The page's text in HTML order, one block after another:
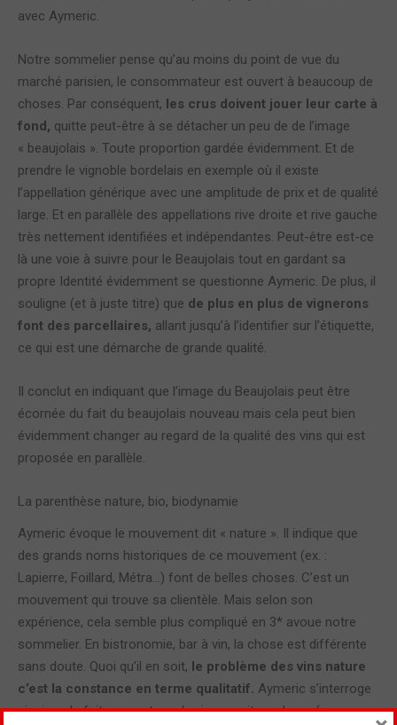
avec Aymeric.
Notre sommelier pense qu’au moins du point de vue du
marché parisien, le consommateur est ouvert à beaucoup de
choses. Par conséquent, les crus doivent jouer leur carte à
fond, quitte peut-être à se détacher un peu de de l’image
« beaujolais ». Toute proportion gardée évidemment. Et de
prendre le vignoble bordelais en exemple où il existe
l’appellation générique avec une amplitude de prix et de qualité
large. Et en parallèle des appellations rive droite et rive gauche
très nettement identifiées et indépendantes. Peut-être est-ce
là une voie à suivre pour le Beaujolais tout en gardant sa
propre Identité évidemment se questionne Aymeric. De plus, il
souligne (et à juste titre) que de plus en plus de vignerons
font des parcellaires, allant jusqu’à l’identifier sur l’étiquette,
ce qui est une démarche de grande qualité.
Il conclut en indiquant que l’image du Beaujolais peut être
écornée du fait du beaujolais nouveau mais cela peut bien
évidemment changer au regard de la qualité des vins qui est
proposée en parallèle.
La parenthèse nature, bio, biodynamie
Aymeric évoque le mouvement dit « nature ». Il indique que
des grands noms historiques de ce mouvement (ex. :
Lapierre, Foillard, Métra…) font de belles choses. C’est un
mouvement qui trouve sa clientèle. Mais selon son
expérience, cela semble plus compliqué en 3* avoue notre
sommelier. En bistronomie, bar à vin, la chose est différente
sans doute. Quoi qu’il en soit, le problème des vins nature
c’est la constance en terme qualitatif. Aymeric s’interroge
ainsi sur le fait que ce type de vin ne soit pas bons (au sens